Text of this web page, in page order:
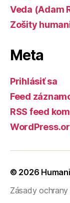
Veda (Adam
Zošity
Meta
Prihlásiť sa
Feed
RSS feed
© 2026
Zásady